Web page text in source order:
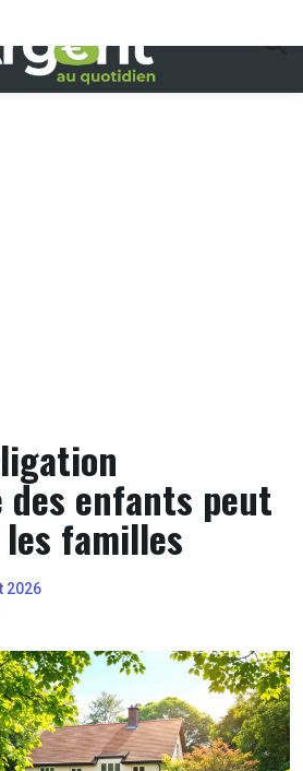
enfants peut
familles
2026